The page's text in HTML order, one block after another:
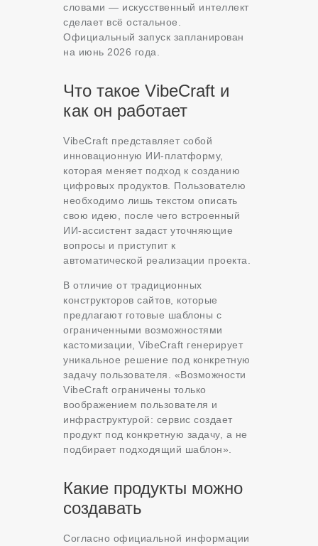
словами — искусственный интеллект
сделает всё остальное.
Официальный запуск запланирован
на июнь 2026 года
Что такое VibeCraft и
как он работает
VibeCraft представляет собой
инновационную ИИ-платформу,
которая меняет подход к созданию
цифровых продуктов. Пользователю
необходимо лишь текстом описать
свою идею, после чего встроенный
ИИ-ассистент задаст уточняющие
вопросы и приступит к
автоматической реализации проекта
В отличие от традиционных
конструкторов сайтов, которые
предлагают готовые шаблоны с
ограниченными возможностями
кастомизации, VibeCraft генерирует
уникальное решение под конкретную
задачу пользователя. «Возможности
VibeCraft ограничены только
воображением пользователя и
инфраструктурой: сервис создает
продукт под конкретную задачу, а не
подбирает подходящий шаблон»
Какие продукты можно
создавать
Согласно официальной информации